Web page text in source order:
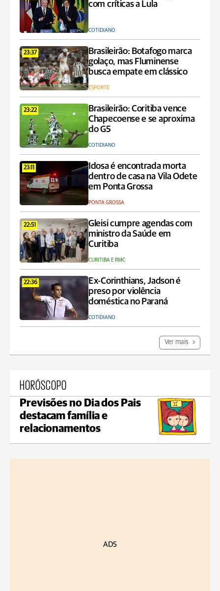
com críticas a Lula
COTIDIANO
23:37
Brasileirão: Botafogo marca
golaço, mas Fluminense
busca empate em clássico
ESPORTE
23:22
Brasileirão: Coritiba vence
Chapecoense e se aproxima
do G5
COTIDIANO
23:11
Idosa é encontrada morta
dentro de casa na Vila Odete
em Ponta Grossa
PONTA GROSSA
22:51
Gleisi cumpre agendas com
ministro da Saúde em
Curitiba
CURITIBA E RMC
22:36
Ex-Corinthians, Jadson é
preso por violência
doméstica no Paraná
COTIDIANO
Ver mais
HORÓSCOPO
Previsões no Dia dos Pais
destacam família e
relacionamentos
ADS